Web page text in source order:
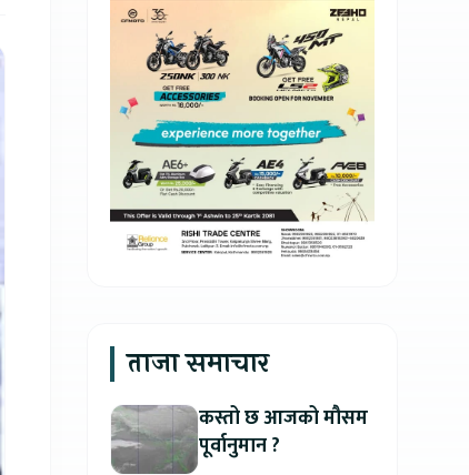
ताजा समाचार
कस्तो छ आजको मौसम
पूर्वानुमान ?